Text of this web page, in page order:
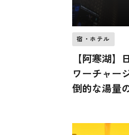
宿・ホテル
【阿寒湖
ワーチャー
倒的な湯量